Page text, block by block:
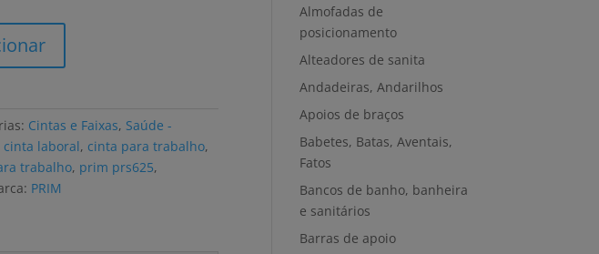
Cintas e Faixas, Saúde -
cinta laboral, cinta para trabalho,
trabalho, prim prs625,
PRIM
Almofadas de
posicionamento
Alteadores de sanita
Andadeiras, Andarilhos
Apoios de braços
Babetes, Batas, Aventais,
Fatos
Bancos de banho, banheira
e sanitários
Barras de apoio